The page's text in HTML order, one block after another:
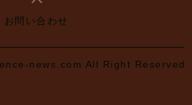
お問い合わせ
news.com All Right Reserved